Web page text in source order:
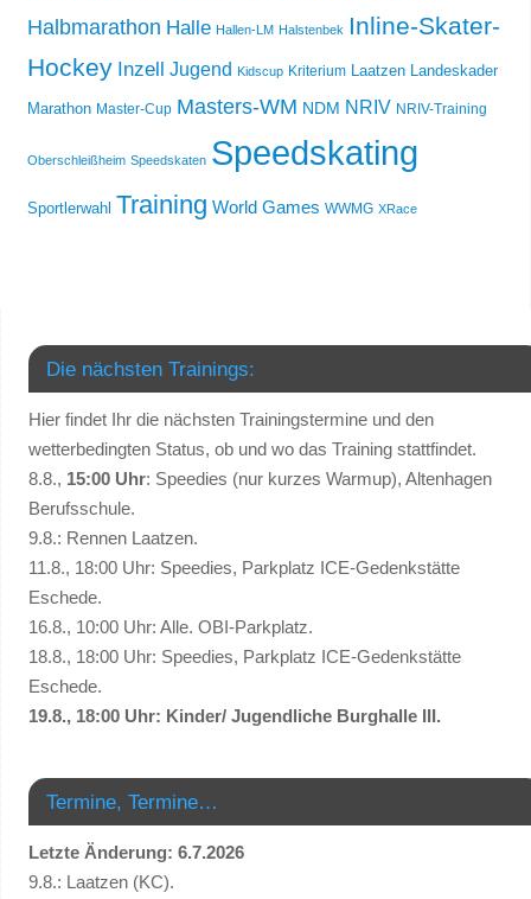
Halbmarathon Halle Hallen-LM Halstenbek Inline-Skater-
Hockey Inzell Jugend Kidscup Kriterium Laatzen Landeskader
Marathon Master-Cup Masters-WM NDM NRIV NRIV-Training
Oberschleißheim Speedskaten Speedskating
Sportlerwahl Training World Games WWMG XRace
Die nächsten Trainings:
Hier findet Ihr die nächsten Trainingstermine und den
wetterbedingten Status, ob und wo das Training stattfindet.
8.8., 15:00 Uhr: Speedies (nur kurzes Warmup), Altenhagen
Berufsschule.
9.8.: Rennen Laatzen.
11.8., 18:00 Uhr: Speedies, Parkplatz ICE-Gedenkstätte
Eschede.
16.8., 10:00 Uhr: Alle. OBI-Parkplatz.
18.8., 18:00 Uhr: Speedies, Parkplatz ICE-Gedenkstätte
Eschede.
19.8., 18:00 Uhr: Kinder/ Jugendliche Burghalle III.
Termine, Termine…
Letzte Änderung: 6.7.2026
9.8.: Laatzen (KC).